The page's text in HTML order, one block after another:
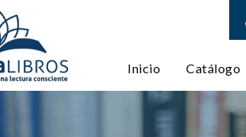
Inicio Catálogo